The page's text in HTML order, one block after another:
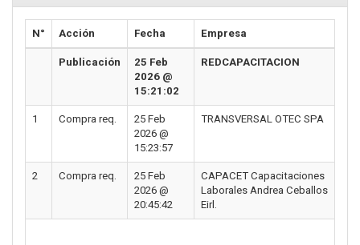
N° Acción Fecha Empresa
Publicación
25 Feb
2026 @
15:21:02
REDCAPACITACION
1 Compra req.
25 Feb
2026 @
15:23:57
TRANSVERSAL OTEC SPA
2 Compra req.
25 Feb
2026 @
20:45:42
CAPACET Capacitaciones
Laborales Andrea Ceballos
Eirl.